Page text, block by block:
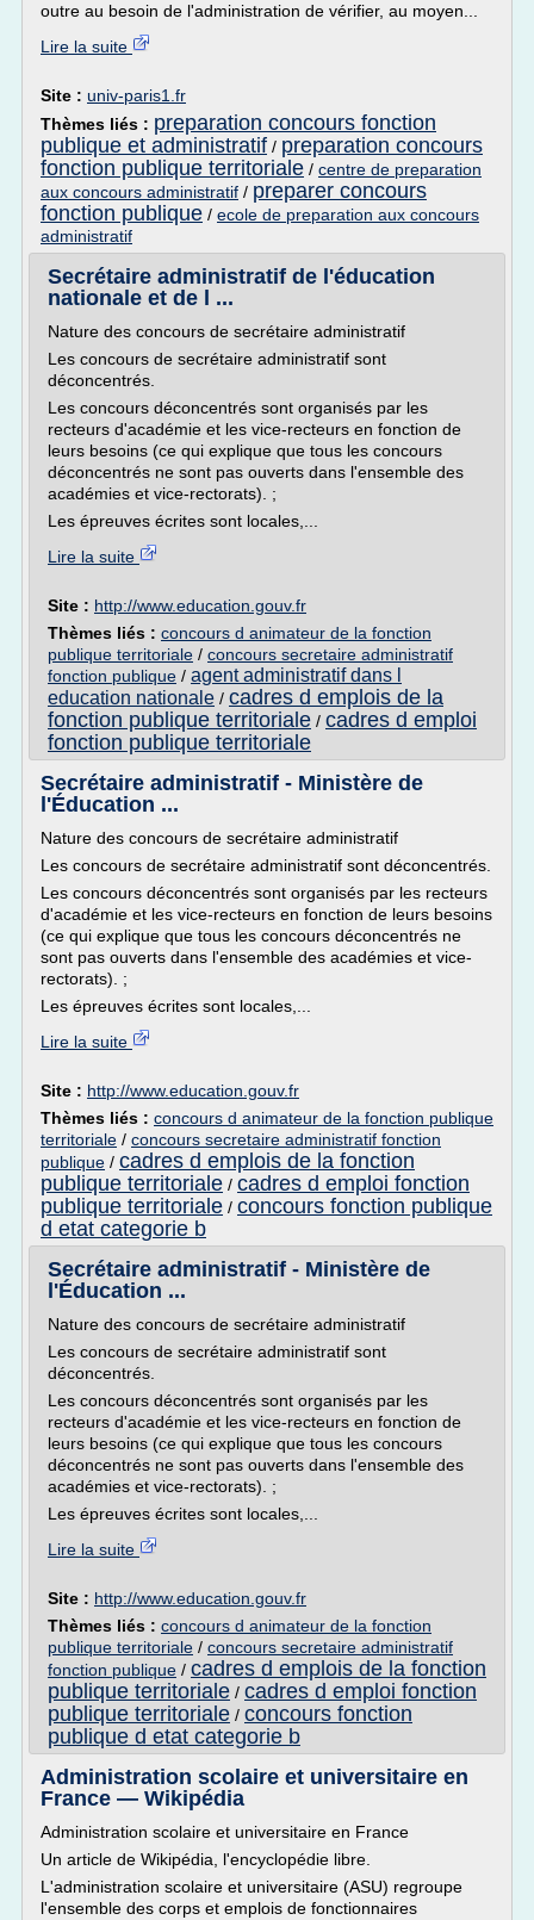
outre au besoin de l'administration de vérifier, au moyen...
Lire la suite
Site : univ-paris1.fr
Thèmes liés : preparation concours fonction
publique et administratif / preparation concours
fonction publique territoriale / centre de preparation
aux concours administratif / preparer concours
fonction publique / ecole de preparation aux concours
administratif
Secrétaire administratif de l'éducation
nationale et de l ...
Nature des concours de secrétaire administratif
Les concours de secrétaire administratif sont
déconcentrés.
Les concours déconcentrés sont organisés par les
recteurs d'académie et les vice-recteurs en fonction de
leurs besoins (ce qui explique que tous les concours
déconcentrés ne sont pas ouverts dans l'ensemble des
académies et vice-rectorats). ;
Les épreuves écrites sont locales,...
Lire la suite
Site : http://www.education.gouv.fr
Thèmes liés : concours d animateur de la fonction
publique territoriale / concours secretaire administratif
fonction publique / agent administratif dans l
education nationale / cadres d emplois de la
fonction publique territoriale / cadres d emploi
fonction publique territoriale
Secrétaire administratif - Ministère de
l'Éducation ...
Nature des concours de secrétaire administratif
Les concours de secrétaire administratif sont déconcentrés.
Les concours déconcentrés sont organisés par les recteurs
d'académie et les vice-recteurs en fonction de leurs besoins
(ce qui explique que tous les concours déconcentrés ne
sont pas ouverts dans l'ensemble des académies et vice-
rectorats). ;
Les épreuves écrites sont locales,...
Lire la suite
Site : http://www.education.gouv.fr
Thèmes liés : concours d animateur de la fonction publique
territoriale / concours secretaire administratif fonction
publique / cadres d emplois de la fonction
publique territoriale / cadres d emploi fonction
publique territoriale / concours fonction publique
d etat categorie b
Secrétaire administratif - Ministère de
l'Éducation ...
Nature des concours de secrétaire administratif
Les concours de secrétaire administratif sont
déconcentrés.
Les concours déconcentrés sont organisés par les
recteurs d'académie et les vice-recteurs en fonction de
leurs besoins (ce qui explique que tous les concours
déconcentrés ne sont pas ouverts dans l'ensemble des
académies et vice-rectorats). ;
Les épreuves écrites sont locales,...
Lire la suite
Site : http://www.education.gouv.fr
Thèmes liés : concours d animateur de la fonction
publique territoriale / concours secretaire administratif
fonction publique / cadres d emplois de la fonction
publique territoriale / cadres d emploi fonction
publique territoriale / concours fonction
publique d etat categorie b
Administration scolaire et universitaire en
France — Wikipédia
Administration scolaire et universitaire en France
Un article de Wikipédia, l'encyclopédie libre.
L'administration scolaire et universitaire (ASU) regroupe
l'ensemble des corps et emplois de fonctionnaires